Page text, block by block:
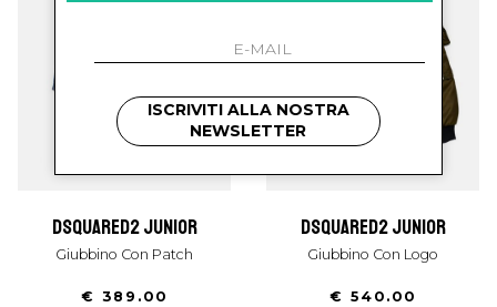
dsquared2 junior
Giubbino Con Patch
€ 389.00
dsquared2 junior
Giubbino Con Logo
€ 540.00
ISCRIVITI ALLA NOSTRA
NEWSLETTER